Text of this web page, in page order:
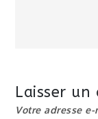
Laisser un
Votre adresse